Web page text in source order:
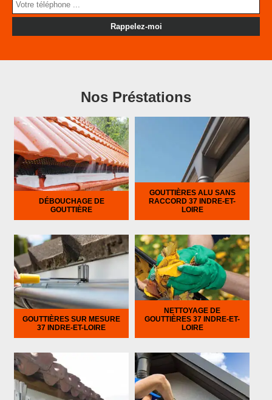
Nos Préstations
DÉBOUCHAGE DE
GOUTTIÈRE
GOUTTIÈRES ALU SANS
RACCORD 37 INDRE-ET-
LOIRE
GOUTTIÈRES SUR MESURE
37 INDRE-ET-LOIRE
NETTOYAGE DE
GOUTTIÈRES 37 INDRE-ET-
LOIRE